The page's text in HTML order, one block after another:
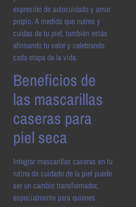
expresión de autocuidado y amor
propio. A medida que nutres y
cuidas de tu piel, también estás
afirmando tu valor y celebrando
cada etapa de la vida.
Beneficios de
las mascarillas
caseras para
piel seca
Integrar mascarillas caseras en tu
rutina de cuidado de la piel puede
ser un cambio transformador,
especialmente para quienes